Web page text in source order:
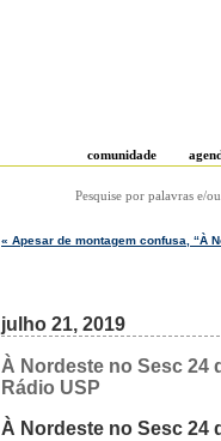
comunidade
Pesquise por palavras e/
« Apesar de montagem confusa, “À
julho 21, 2019
À Nordeste no Sesc 24
Rádio USP
À Nordeste no Sesc 24